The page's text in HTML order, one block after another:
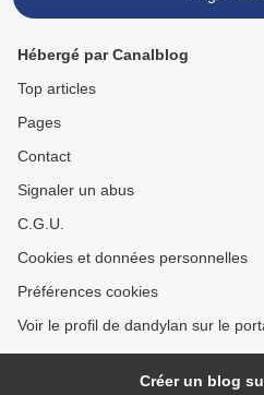
Hébergé par Canalblog
Top articles
Pages
Contact
Signaler un abus
C.G.U.
Cookies et données personnelles
Préférences cookies
Voir le profil de dandylan sur le
Créer un blog